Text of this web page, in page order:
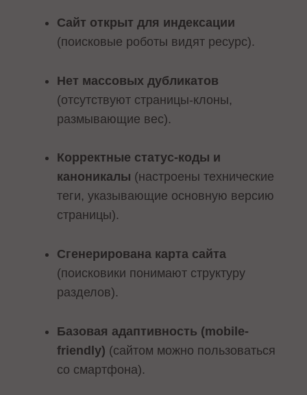
Сайт открыт для индексации
(поисковые роботы видят ресурс).
Нет массовых дубликатов
(отсутствуют страницы-клоны,
размывающие вес).
Корректные статус-коды и
каноникалы (настроены технические
теги, указывающие основную версию
страницы).
Сгенерирована карта сайта
(поисковики понимают структуру
разделов).
Базовая адаптивность (mobile-
friendly) (сайтом можно пользоваться
со смартфона).